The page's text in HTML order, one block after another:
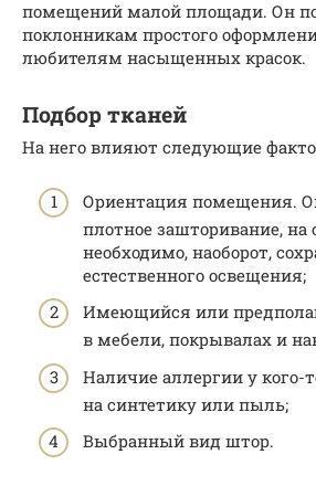
помещений малой площади. Он
поклонникам простого
любителям насыщенных красок.
Подбор тканей
На него влияют следующие
Ориентация помещения.
плотное зашторивание, на
необходимо, наоборот,
естественного освещения;
Имеющийся или
в мебели, покрывалах и
Наличие аллергии у кого-
на синтетику или пыль;
Выбранный вид штор.